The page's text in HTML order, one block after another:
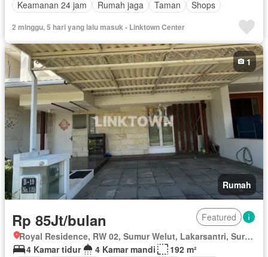
Keamanan 24 jam
Rumah jaga Taman Shops
2 minggu, 5 hari yang lalu masuk - Linktown Center
Rumah
1
Rp 85Jt/bulan
Featured
Royal Residence, RW 02, Sumur Welut, Lakarsantri, Surabaya, Jawa Timur
4 Kamar tidur
4 Kamar mandi
192 m²